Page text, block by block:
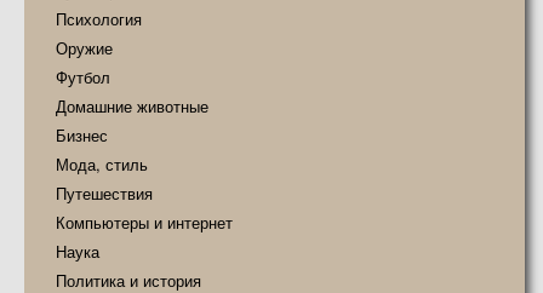
Психология
Оружие
Футбол
Домашние животные
Бизнес
Мода, стиль
Путешествия
Компьютеры и интернет
Наука
Политика и история